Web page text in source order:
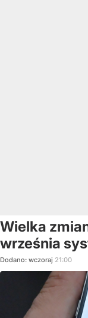
Wielka
września
Dodano: wczoraj 21:00